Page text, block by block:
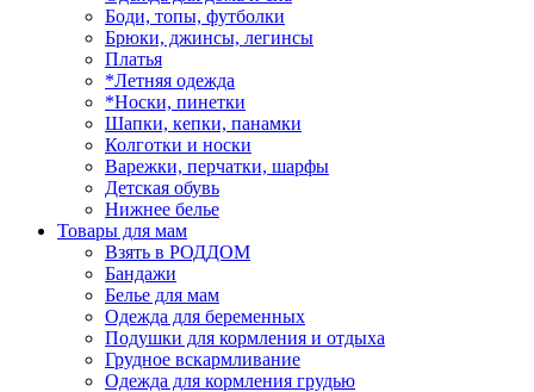
Боди, топы, футболки
Брюки, джинсы, легинсы
Платья
*Летняя одежда
*Носки, пинетки
Шапки, кепки, панамки
Колготки и носки
Варежки, перчатки, шарфы
Детская обувь
Нижнее белье
Товары для мам
Взять в РОДДОМ
Бандажи
Белье для мам
Одежда для беременных
Подушки для кормления и отдыха
Грудное вскармливание
Одежда для кормления грудью